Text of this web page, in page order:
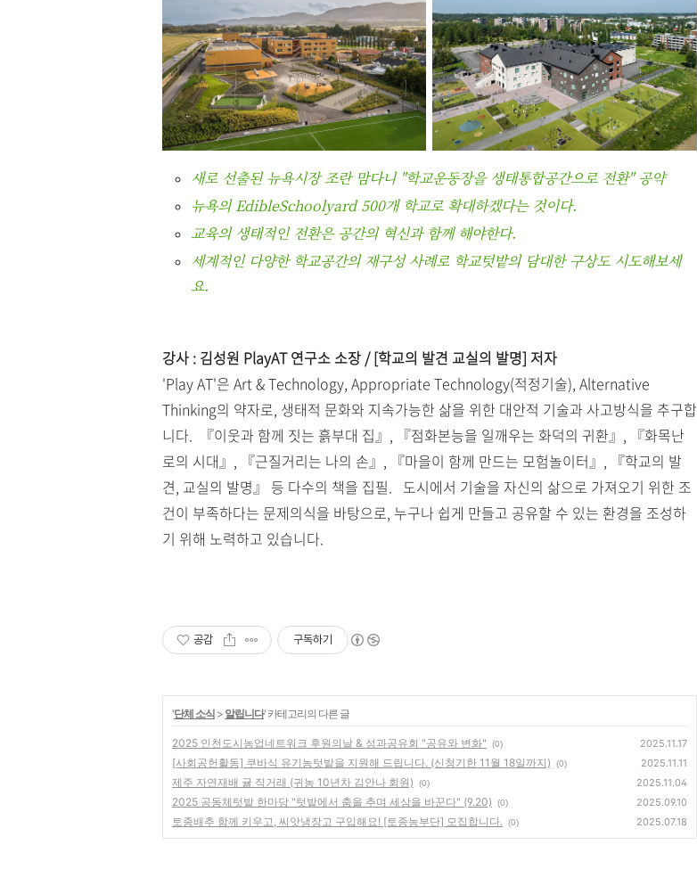
새로 선출된 뉴욕시장 조란 맘다니 "학교운동장을 생태통합공간으로 전환" 공약
뉴욕의 EdibleSchoolyard 500개 학교로 확대하겠다는 것이다.
교육의 생태적인 전환은 공간의 혁신과 함께 해야한다.
세계적인 다양한 학교공간의 재구성 사례로 학교텃밭의 담대한 구상도 시도해보세
요.
강사 : 김성원 PlayAT 연구소 소장 /[학교의 발견 교실의 발명] 저자
'Play AT'은 Art & Technology, Appropriate Technology(적정기술), Alternative
Thinking의 약자로, 생태적 문화와 지속가능한 삶을 위한 대안적 기술과 사고방식을 추구합
니다. 『이웃과 함께 짓는 흙부대 집』, 『점화본능을 일깨우는 화덕의 귀환』, 『화목난
로의 시대』, 『근질거리는 나의 손』, 『마을이 함께 만드는 모험놀이터』, 『학교의 발
견, 교실의 발명』 등 다수의 책을 집필. 도시에서 기술을 자신의 삶으로 가져오기 위한 조
건이 부족하다는 문제의식을 바탕으로, 누구나 쉽게 만들고 공유할 수 있는 환경을 조성하
기 위해 노력하고 있습니다.
공감 구독하기
'단체 소식 > 알립니다' 카테고리의 다른 글
2025 인천도시농업네트워크 후원의날 & 성과공유회 "공유와 변화" (0) 2025.11.17
[사회공헌활동] 쿠바식 유기농텃밭을 지원해 드립니다. (신청기한 11월 18일까지) (0) 2025.11.11
제주 자연재배 귤 직거래 (귀농 10년차 김안나 회원) (0) 2025.11.04
2025 공동체텃밭 한마당 "텃밭에서 춤을 추며 세상을 바꾼다" (9.20) (0) 2025.09.10
토종배추 함께 키우고, 씨앗냉장고 구입해요! [토종농부단] 모집합니다. (0) 2025.07.18